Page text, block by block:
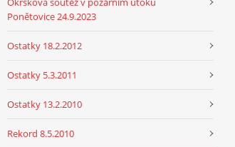
Ponětovice 24.9.2023
Ostatky 18.2.2012
Ostatky 5.3.2011
Ostatky 13.2.2010
Rekord 8.5.2010